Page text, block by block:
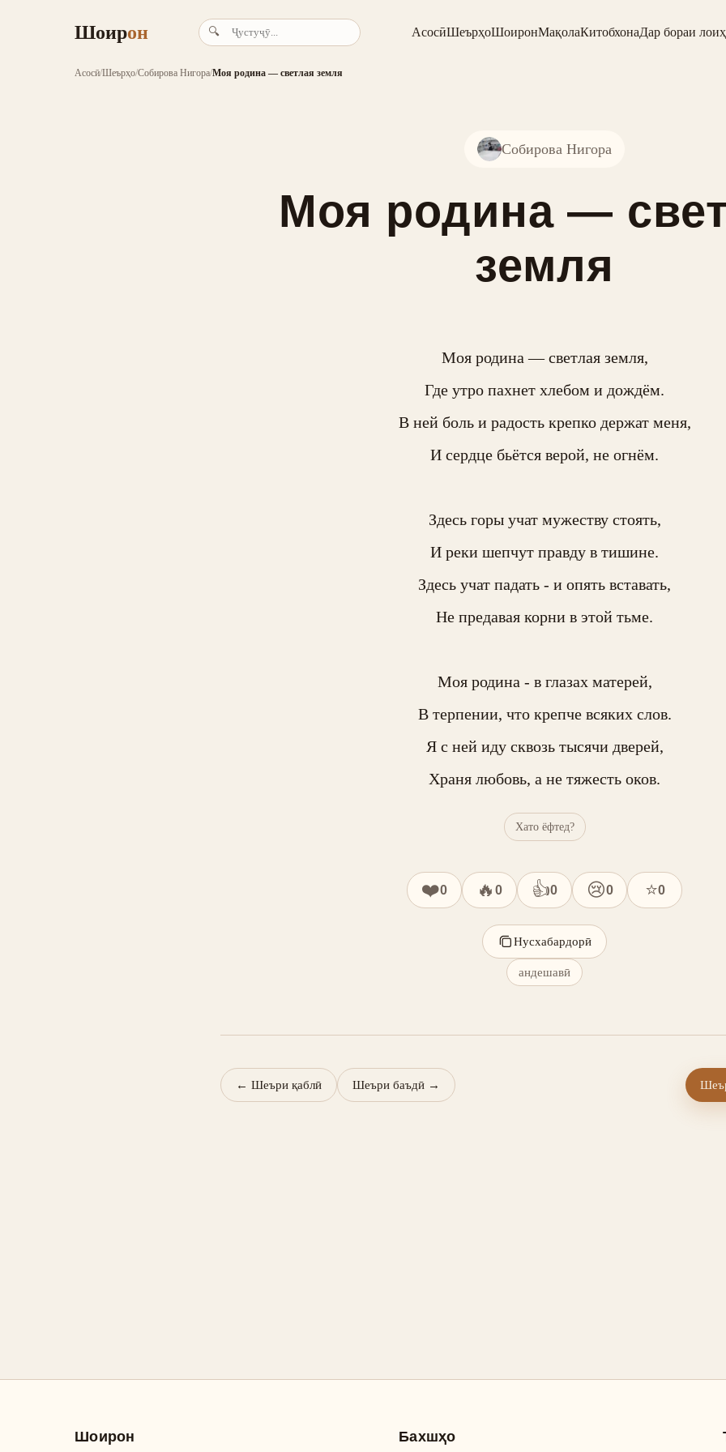
Шоирон 🔍 АсосӣШеърҳоШоиронМақолаКитобхонаДар бораи
Асосӣ/Шеърҳо/Собирова Нигора/Моя родина — светлая земля
Собирова Нигора
Моя родина —
земля
Моя родина — светлая земля,
Где утро пахнет хлебом и дождём.
В ней боль и радость крепко держат меня,
И сердце бьётся верой, не огнём.
​Здесь горы учат мужеству стоять,
И реки шепчут правду в тишине.
Здесь учат падать - и опять вставать,
Не предавая корни в этой тьме.
​Моя родина - в глазах матерей,
В терпении, что крепче всяких слов.
Я с ней иду сквозь тысячи дверей,
Храня любовь, а не тяжесть оков.
Хато ёфтед?
❤️0 🔥 0 👍0 😢0 ⭐0
Нусхабардорӣ
андешавӣ
← Шеъри қаблӣ Шеъри баъдӣ →
Шоирон Бахшҳо